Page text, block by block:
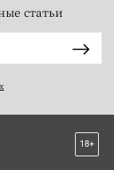
статьи
18+